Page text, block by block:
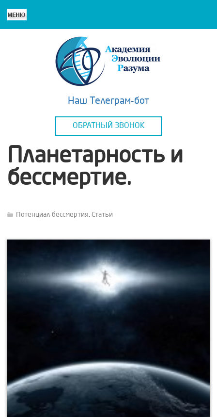
Наш Телеграм-бот
ОБРАТНЫЙ ЗВОНОК
Планетарность и
бессмертие.
Потенциал бессмертия, Статьи